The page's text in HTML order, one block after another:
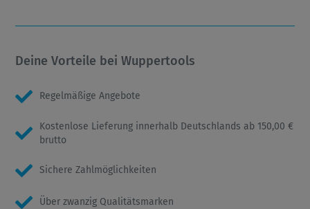
Deine Vorteile bei Wuppertools
Regelmäßige Angebote
Kostenlose Lieferung innerhalb Deutschlands ab 150,00 €
brutto
Sichere Zahlmöglichkeiten
Über zwanzig Qualitätsmarken